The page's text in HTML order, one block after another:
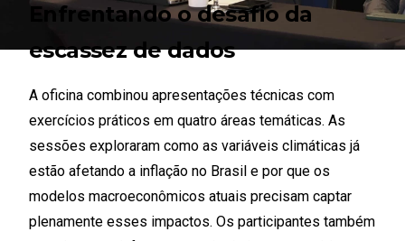
Enfrentando o desafio da
escassez de dados
A oficina combinou apresentações técnicas com
exercícios práticos em quatro áreas temáticas. As
sessões exploraram como as variáveis climáticas já
estão afetando a inflação no Brasil e por que os
modelos macroeconômicos atuais precisam captar
plenamente esses impactos. Os participantes também